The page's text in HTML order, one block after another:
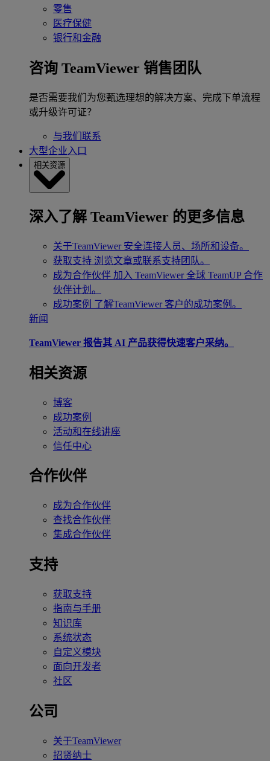
零售
医疗保健
银行和金融
咨询 TeamViewer 销售团队
是否需要我们为您甄选理想的解决方案、完成下单流程
或升级许可证？
与我们联系
大型企业入口
相关资源
深入了解 TeamViewer 的更多信息
关于TeamViewer 安全连接人员、场所和设备。
获取支持 浏览文章或联系支持团队。
成为合作伙伴 加入 TeamViewer 全球 TeamUP 合作
伙伴计划。
成功案例 了解TeamViewer 客户的成功案例。
新闻
TeamViewer 报告其 AI 产品获得快速客户采纳。
相关资源
博客
成功案例
活动和在线讲座
信任中心
合作伙伴
成为合作伙伴
查找合作伙伴
集成合作伙伴
支持
获取支持
指南与手册
知识库
系统状态
自定义模块
面向开发者
社区
公司
关于TeamViewer
招贤纳士